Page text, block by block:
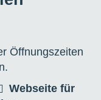
Öffnungszeiten
Webseite für